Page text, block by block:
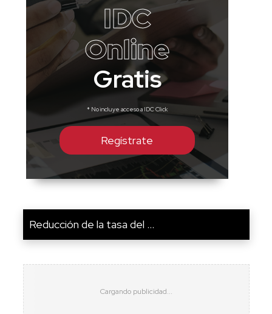
IDC
Online
Gratis
* No incluye acceso a IDC Click
Regístrate
Reducción de la tasa del ...